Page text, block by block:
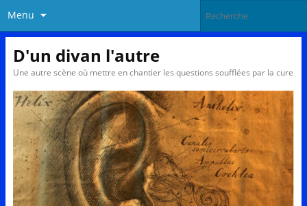
Menu
D'un divan l'autre
Une autre scène où mettre en chantier les questions soufflées par la cure